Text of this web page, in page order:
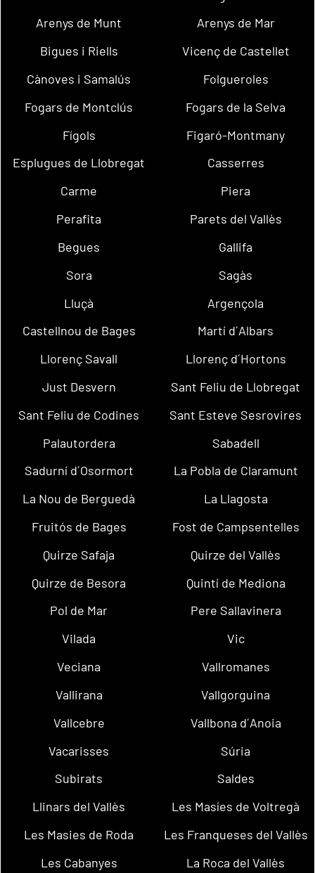
Arenys de Munt
Arenys de Mar
Bigues i Riells
Vicenç de Castellet
Cànoves i Samalús
Folgueroles
Fogars de Montclús
Fogars de la Selva
Fígols
Figaró-Montmany
Esplugues de Llobregat
Casserres
Carme
Piera
Perafita
Parets del Vallès
Begues
Gallifa
Sora
Sagàs
Lluçà
Argençola
Castellnou de Bages
Martí d´Albars
Llorenç Savall
Llorenç d´Hortons
Just Desvern
Sant Feliu de Llobregat
Sant Feliu de Codines
Sant Esteve Sesrovires
Palautordera
Sabadell
Sadurní d´Osormort
La Pobla de Claramunt
La Nou de Berguedà
La Llagosta
Fruitós de Bages
Fost de Campsentelles
Quirze Safaja
Quirze del Vallès
Quirze de Besora
Quintí de Mediona
Pol de Mar
Pere Sallavinera
Vilada
Vic
Veciana
Vallromanes
Vallirana
Vallgorguina
Vallcebre
Vallbona d´Anoia
Vacarisses
Súria
Subirats
Saldes
Llinars del Vallès
Les Masíes de Voltregà
Les Masies de Roda
Les Franqueses del Vallès
Les Cabanyes
La Roca del Vallès